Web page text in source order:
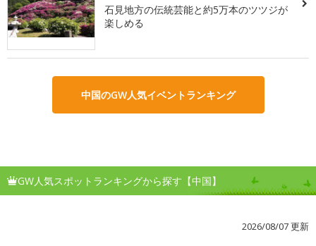
石見地方の伝統芸能と約5万本のツツジが
楽しめる
中国のGW人気イベントランキング
GW人気スポットランキングから探す【中国】
2026/08/07 更新